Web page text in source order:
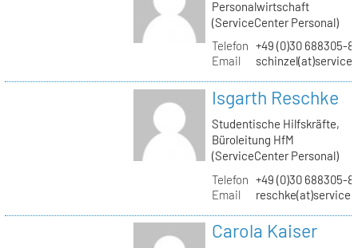
Personalwirtschaft
(ServiceCenter Personal)
Telefon +49 (0)30 688305-
Email
Isgarth Reschke
Studentische Hilfskräfte,
Büroleitung HfM
(ServiceCenter Personal)
Telefon +49 (0)30 688305-
Email
Carola Kaiser